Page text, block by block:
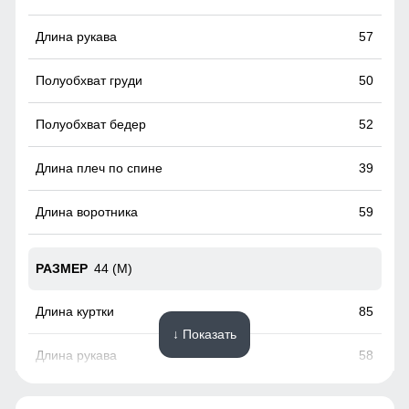
дает возможность сделать капюшон более эргономичным
и комфортным.
57
50
52
39
59
44 (M)
85
58
↓ Показать